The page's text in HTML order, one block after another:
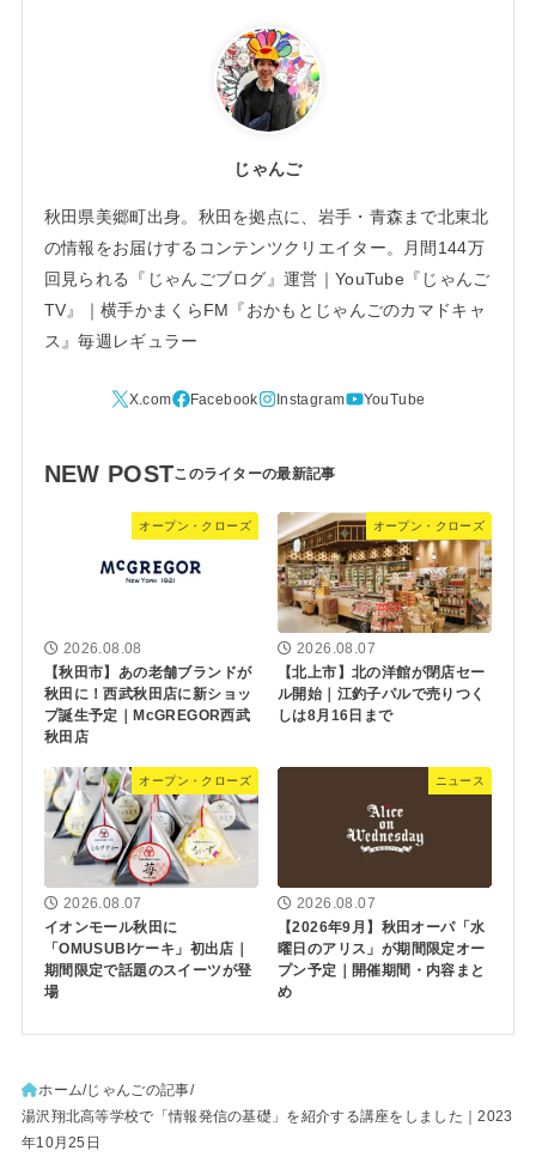
じゃんご
秋田県美郷町出身。秋田を拠点に、岩手・青森まで北東北
の情報をお届けするコンテンツクリエイター。月間144万
回見られる『じゃんごブログ』運営｜YouTube『じゃんご
TV』｜横手かまくらFM『おかもとじゃんごのカマドキャ
ス』毎週レギュラー
NEW POST
オープン・クローズ
2026.08.08
【秋田市】あの老舗ブランドが
秋田に！西武秋田店に新ショッ
プ誕生予定｜McGREGOR西武
秋田店
オープン・クローズ
2026.08.07
【北上市】北の洋館が閉店セー
ル開始｜江釣子パルで売りつく
しは8月16日まで
オープン・クローズ
2026.08.07
イオンモール秋田に
「OMUSUBIケーキ」初出店｜
期間限定で話題のスイーツが登
場
ニュース
2026.08.07
【2026年9月】秋田オーパ「水
曜日のアリス」が期間限定オー
プン予定｜開催期間・内容まと
め
ホーム じゃんごの記事
湯沢翔北高等学校で「情報発信の基礎」を紹介する講座をしました｜2023
年10月25日